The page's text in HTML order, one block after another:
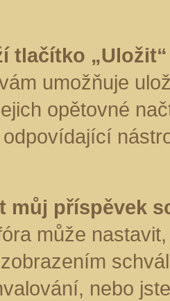
tlačítko
umožňuje
opětovné
můj příspěvek
může
nebo